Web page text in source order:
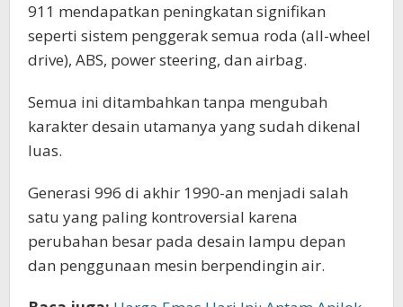
911 mendapatkan peningkatan signifikan
seperti sistem penggerak semua roda (all-wheel
drive), ABS, power steering, dan airbag.
Semua ini ditambahkan tanpa mengubah
karakter desain utamanya yang sudah dikenal
luas.
Generasi 996 di akhir 1990-an menjadi salah
satu yang paling kontroversial karena
perubahan besar pada desain lampu depan
dan penggunaan mesin berpendingin air.